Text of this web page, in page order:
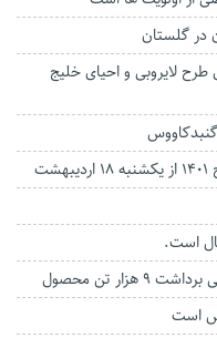
در گلستان
لایروبی و احیای خلیج
تن محصول
است